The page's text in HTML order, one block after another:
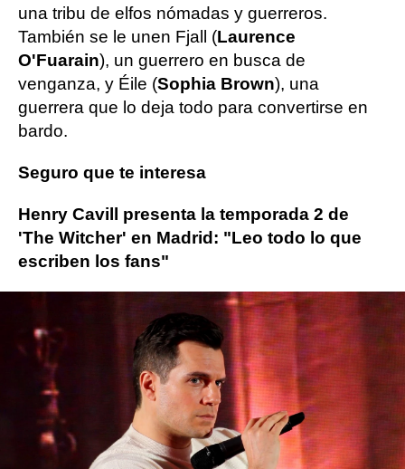
una tribu de elfos nómadas y guerreros.
También se le unen Fjall (Laurence
O'Fuarain), un guerrero en busca de
venganza, y Éile (Sophia Brown), una
guerrera que lo deja todo para convertirse en
bardo.
Seguro que te interesa
Henry Cavill presenta la temporada 2 de
'The Witcher' en Madrid: "Leo todo lo que
escriben los fans"
Henry Cavill
ObjetivoTV